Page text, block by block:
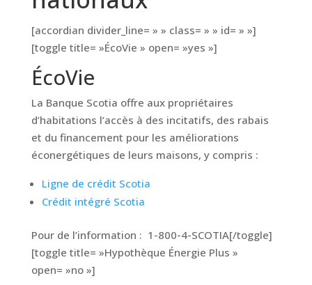
[accordian divider_line= » » class= » » id= » »]
[toggle title= »ÉcoVie » open= »yes »]
ÉcoVie
La Banque Scotia offre aux propriétaires
d’habitations l’accès à des incitatifs, des rabais
et du financement pour les améliorations
éconergétiques de leurs maisons, y compris :
Ligne de crédit Scotia
Crédit intégré Scotia
Pour de l’information : 1-800-4-SCOTIA[/toggle]
[toggle title= »Hypothèque Énergie Plus »
open= »no »]